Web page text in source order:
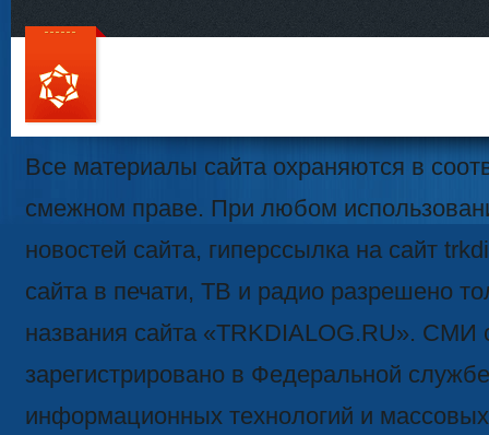
111
Все материалы сайта охраняются в
смежном праве. При любом
новостей сайта, гиперссылка на сайт
сайта в печати, ТВ и радио разрешено
названия сайта «TRKDIALOG.RU». СМИ
зарегистрировано в Федеральной
информационных технологий и